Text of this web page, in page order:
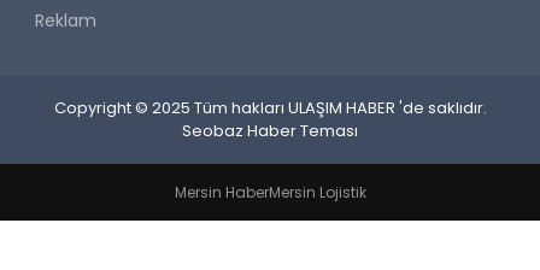
Reklam
Copyright © 2025 Tüm hakları ULAŞIM HABER 'de saklıdır.
Seobaz Haber Teması
Mersin HaberMersin Lojistik